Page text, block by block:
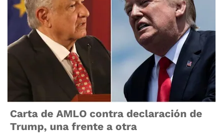
Carta de AMLO contra declaración de
Trump, una frente a otra